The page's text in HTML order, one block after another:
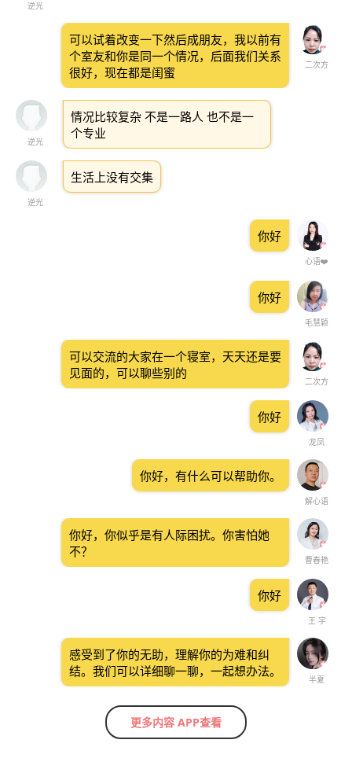
逆光
二次方
可以试着改变一下然后成朋友，我以前有
个室友和你是同一个情况，后面我们关系
很好，现在都是闺蜜
逆光
情况比较复杂 不是一路人 也不是一
个专业
逆光
生活上没有交集
心语❤️
你好
毛慧颖
你好
二次方
可以交流的大家在一个寝室，天天还是要
见面的，可以聊些别的
龙凤
你好
解心语
你好，有什么可以帮助你。
曹春艳
你好，你似乎是有人际困扰。你害怕她
不？
王 宇
你好
半夏
感受到了你的无助，理解你的为难和纠
结。我们可以详细聊一聊，一起想办法。
更多内容 APP查看